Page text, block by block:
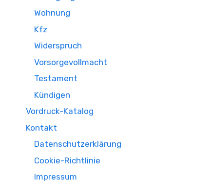
Wohnung
Kfz
Widerspruch
Vorsorgevollmacht
Testament
Kündigen
Vordruck-Katalog
Kontakt
Datenschutzerklärung
Cookie-Richtlinie
Impressum